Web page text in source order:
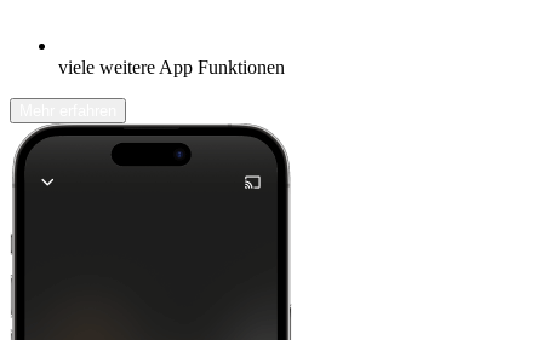
viele weitere App Funktionen